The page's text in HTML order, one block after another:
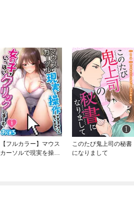
【フルカラー】マウス
カーソルで現実を操作
このたび鬼上司の秘書
になりまして